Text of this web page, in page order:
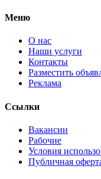
Меню
О нас
Наши услуги
Контакты
Разместить
Реклама
Ссылки
Вакансии
Рабочие
Условия
Публичная